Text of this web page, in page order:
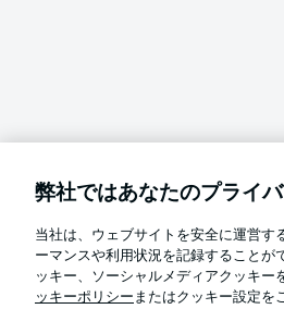
言
Football as it's meant
弊社ではあなたのプライ
当社は、ウェブサイトを安全に運営す
ーマンスや利用状況を記録することが
ッキー、ソーシャルメディアクッキー
ッキーポリシー またはクッキー設定を